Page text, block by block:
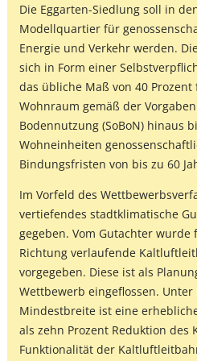
Die Eggarten-Siedlung soll in
Modellquartier für
Energie und Verkehr werden.
sich in Form einer
das übliche Maß von 40
Wohnraum gemäß der
Bodennutzung (SoBoN) hinaus
Wohneinheiten
Bindungsfristen von bis zu 60
Im Vorfeld des
vertiefendes stadtklimatische
gegeben. Vom Gutachter wurde
Richtung verlaufende
vorgegeben. Diese ist als
Wettbewerb eingeflossen.
Mindestbreite ist eine
als zehn Prozent Reduktion
Funktionalität der